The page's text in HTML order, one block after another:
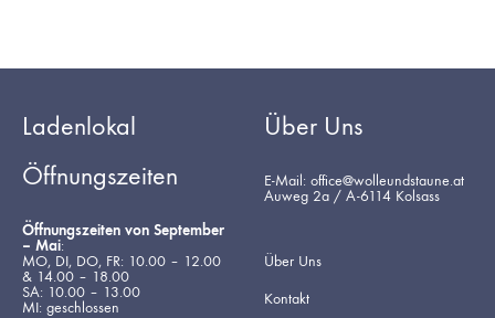
Ladenlokal
Öffnungszeiten
Öffnungszeiten von September
– Mai:
MO, DI, DO, FR: 10.00 – 12.00
& 14.00 – 18.00
SA: 10.00 – 13.00
MI: geschlossen
Über Uns
E-Mail: office@wolleundstaune.at
Auweg 2a / A-6114 Kolsass
Über Uns
Kontakt